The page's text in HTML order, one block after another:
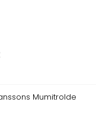
Mumitrolde